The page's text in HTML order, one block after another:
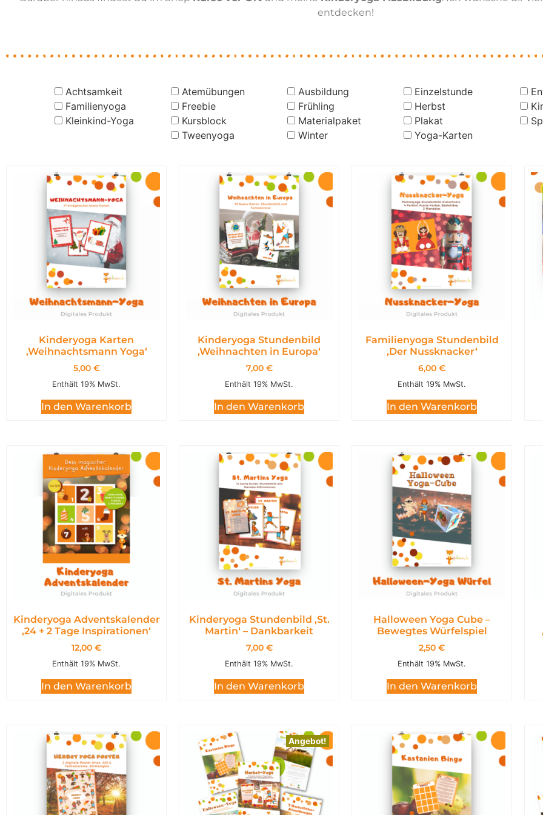
entdecken!
Achtsamkeit Atemübungen Ausbildung Einzelstunde
Familienyoga
Freebie Frühling Herbst
Kleinkind-Yoga
Kursblock Materialpaket Plakat
Tweenyoga
Winter Yoga-Karten
Kinderyoga Karten
,Weihnachtsmann Yoga‘
5,00 €
Enthält 19% MwSt.
In den Warenkorb
Kinderyoga Stundenbild
,Weihnachten in Europa‘
7,00 €
Enthält 19% MwSt.
In den Warenkorb
Familienyoga Stundenbild
,Der Nussknacker‘
6,00 €
Enthält 19% MwSt.
In den Warenkorb
Kinderyoga Adventskalender
,24 + 2 Tage Inspirationen‘
12,00 €
Enthält 19% MwSt.
In den Warenkorb
Kinderyoga Stundenbild ,St.
Martin‘ – Dankbarkeit
7,00 €
Enthält 19% MwSt.
In den Warenkorb
Halloween Yoga Cube –
Bewegtes Würfelspiel
2,50 €
Enthält 19% MwSt.
In den Warenkorb
Angebot!